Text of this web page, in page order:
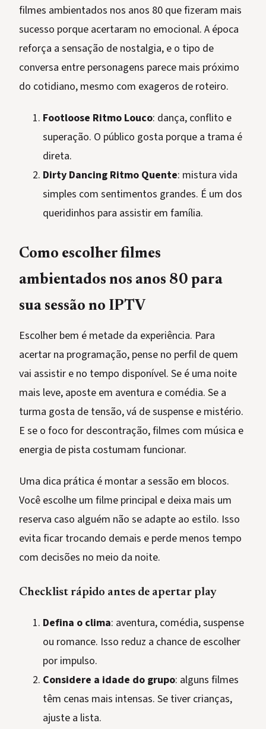
filmes ambientados nos anos 80 que fizeram mais
sucesso porque acertaram no emocional. A época
reforça a sensação de nostalgia, e o tipo de
conversa entre personagens parece mais próximo
do cotidiano, mesmo com exageros de roteiro.
Footloose Ritmo Louco: dança, conflito e
superação. O público gosta porque a trama é
direta.
Dirty Dancing Ritmo Quente: mistura vida
simples com sentimentos grandes. É um dos
queridinhos para assistir em família.
Como escolher filmes
ambientados nos anos 80 para
sua sessão no IPTV
Escolher bem é metade da experiência. Para
acertar na programação, pense no perfil de quem
vai assistir e no tempo disponível. Se é uma noite
mais leve, aposte em aventura e comédia. Se a
turma gosta de tensão, vá de suspense e mistério.
E se o foco for descontração, filmes com música e
energia de pista costumam funcionar.
Uma dica prática é montar a sessão em blocos.
Você escolhe um filme principal e deixa mais um
reserva caso alguém não se adapte ao estilo. Isso
evita ficar trocando demais e perde menos tempo
com decisões no meio da noite.
Checklist rápido antes de apertar play
Defina o clima: aventura, comédia, suspense
ou romance. Isso reduz a chance de escolher
por impulso.
Considere a idade do grupo: alguns filmes
têm cenas mais intensas. Se tiver crianças,
ajuste a lista.